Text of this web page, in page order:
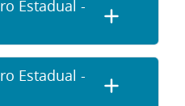
Estadual -
Estadual -